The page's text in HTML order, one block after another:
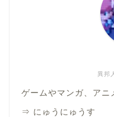
異邦
ゲームやマンガ、アニ
⇒ にゅうにゅうす